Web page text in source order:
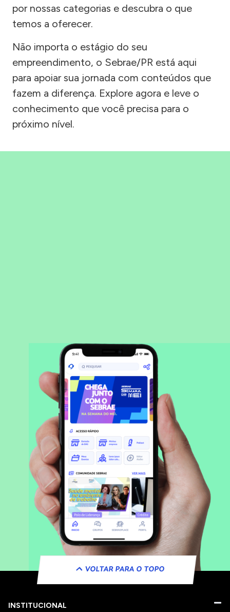
por nossas categorias e descubra o que
temos a oferecer.
Não importa o estágio do seu
empreendimento, o Sebrae/PR está aqui
para apoiar sua jornada com conteúdos que
fazem a diferença. Explore agora e leve o
conhecimento que você precisa para o
próximo nível.
VOLTAR PARA O TOPO
INSTITUCIONAL